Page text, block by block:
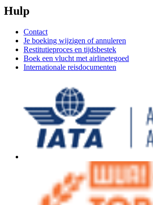
Hulp
Contact
Je boeking wijzigen of annuleren
Restitutieproces en tijdsbestek
Boek een vlucht met airlinetegoed
Internationale reisdocumenten